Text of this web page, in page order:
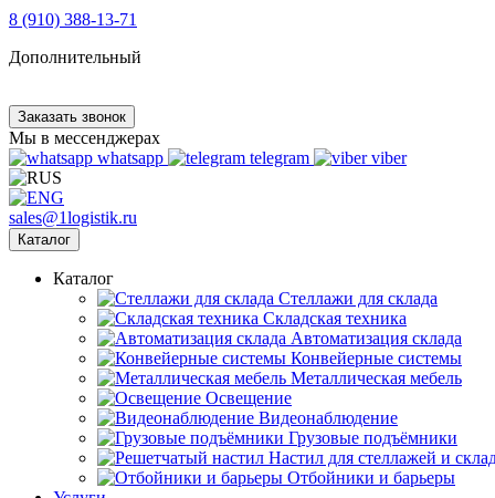
8 (910) 388-13-71
Дополнительный
Заказать звонок
Мы в мессенджерах
whatsapp
telegram viber
sales@1logistik.ru
Каталог
Каталог
Cтеллажи для склада
Складская техника
Автоматизация склада
Конвейерные системы
Металлическая мебель
Освещение
Видеонаблюдение
Грузовые подъёмники
Настил для стеллажей и
Отбойники и барьеры